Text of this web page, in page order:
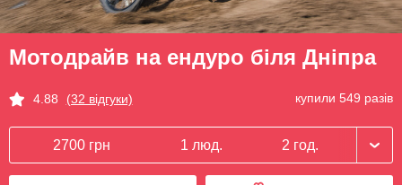
Мотодрайв на ендуро біля Дніпра
4.88 (32 відгуки) купили 549 разів
2700 грн 1 люд. 2 год.